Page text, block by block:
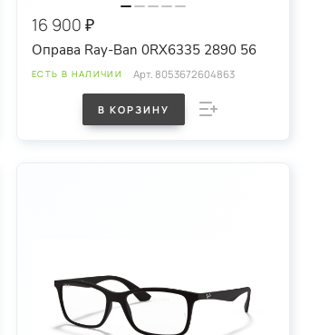
16 900 ₽
Оправа Ray-Ban 0RX6335 2890 56
ЕСТЬ В НАЛИЧИИ Арт.8053672604863
В КОРЗИНУ